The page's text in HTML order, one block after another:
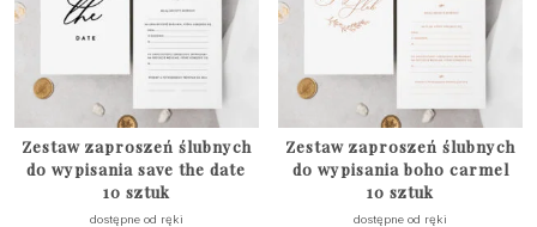
Zestaw zaproszeń ślubnych
do wypisania save the date
10 sztuk
dostępne od ręki
Zestaw zaproszeń ślubnych
do wypisania boho carmel
10 sztuk
dostępne od ręki